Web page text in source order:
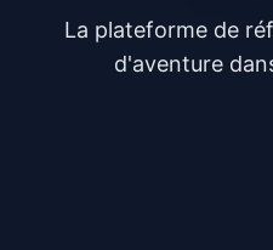
La plateforme de
d'aventure